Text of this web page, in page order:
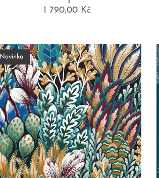
1 790,00 Kč
Novinka